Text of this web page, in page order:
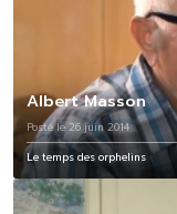
Albert Masson
Posté le 26 juin 2014
Le temps des orphelins